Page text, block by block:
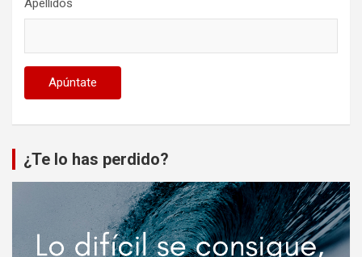
Apellidos
¿Te lo has perdido?